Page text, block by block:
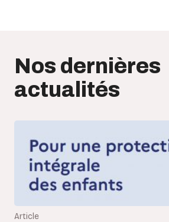
Nos dernières
actualités
Article